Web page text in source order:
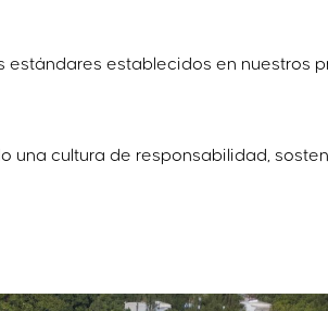
establecidos en nuestros
cultura de responsabilidad,